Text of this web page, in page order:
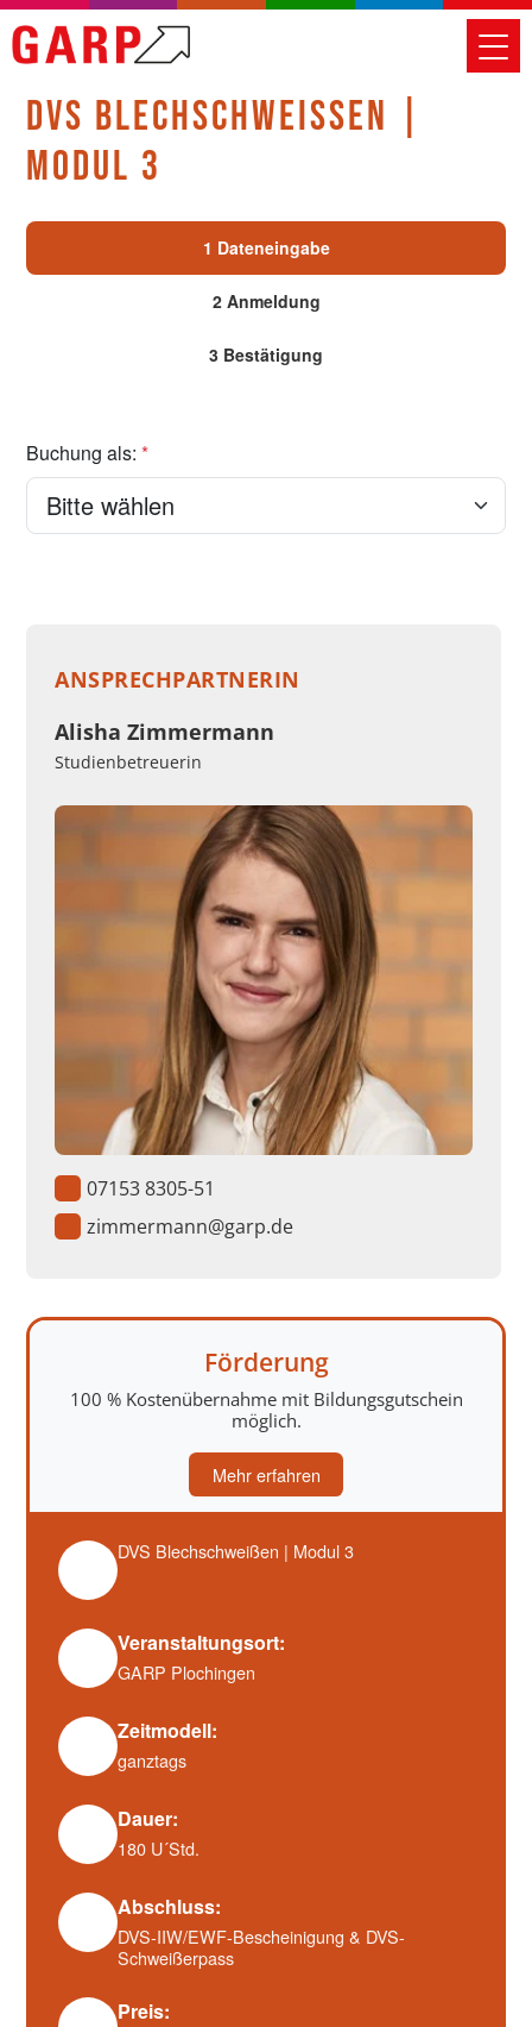
DVS BLECHSCHWEISSEN | M
ODUL 3
1 Dateneingabe
2 Anmeldung
3 Bestätigung
Buchung als: *
ANSPRECHPARTNERIN
Alisha Zimmermann
Studienbetreuerin
07153 8305-51
zimmermann@garp.de
Förderung
100 % Kostenübernahme mit Bildungsgutschein
möglich.
Mehr erfahren
DVS Blechschweißen | Modul 3
Veranstaltungsort:
GARP Plochingen
Zeitmodell:
ganztags
Dauer:
180 U´Std.
Abschluss:
DVS-IIW/EWF-Bescheinigung & DVS-
Schweißerpass
Preis: